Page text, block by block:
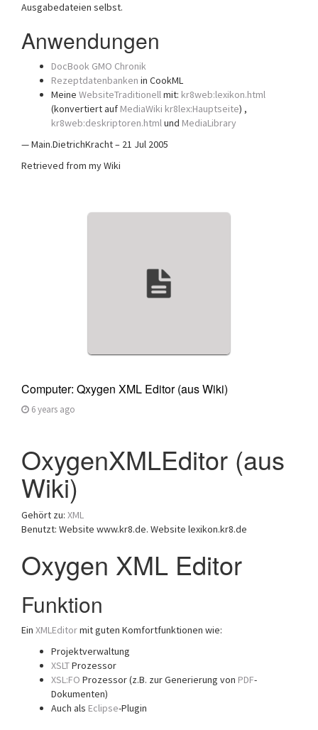
Ausgabedateien selbst.
Anwendungen
DocBook GMO Chronik
Rezeptdatenbanken in CookML
Meine WebsiteTraditionellmit: kr8web:lexikon.html
(konvertiert auf MediaWiki kr8lex:Hauptseite) ,
kr8web:deskriptoren.htmlund MediaLibrary
— Main.DietrichKracht – 21 Jul 2005
Retrieved from my Wiki
Computer: Qxygen XML Editor (aus Wiki)
6 years ago
OxygenXMLEditor (aus
Wiki)
Gehört zu: XML
Benutzt: Website www.kr8.de. Website lexikon.kr8.de
Oxygen XML Editor
Funktion
Ein XMLEditormit guten Komfortfunktionen wie:
Projektverwaltung
XSLTProzessor
XSL:FO Prozessor (z.B. zur Generierung von PDF-
Dokumenten)
Auch als Eclipse-Plugin